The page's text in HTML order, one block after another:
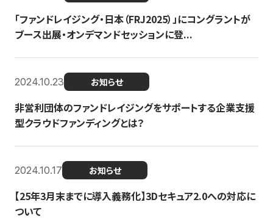
「ファンドレイジング・日本（FRJ2025）」にコングラントが
ブース出展・オンデマンドセッションに登...
2024.10.23 お知らせ
非営利団体のファンドレイジングをサポートする企業支援
型クラウドファンディングとは？
2024.10.17 お知らせ
【25年3月末までに導入義務化】3Dセキュア2.0への対応に
ついて